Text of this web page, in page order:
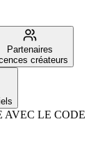
Partenaires
créateurs
AVEC LE CODE